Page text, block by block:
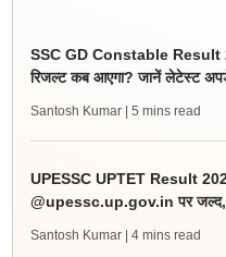
SSC GD Constable Result
रिजल्ट कब आएगा? जानें लेटेस्ट
Santosh Kumar | 5 mins read
UPESSC UPTET Result
@upessc.up.gov.in पर जल्द,
Santosh Kumar | 4 mins read